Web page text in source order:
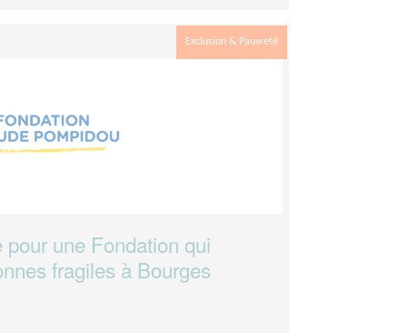
Exclusion & Pauvreté
une Fondation qui
fragiles à Bourges